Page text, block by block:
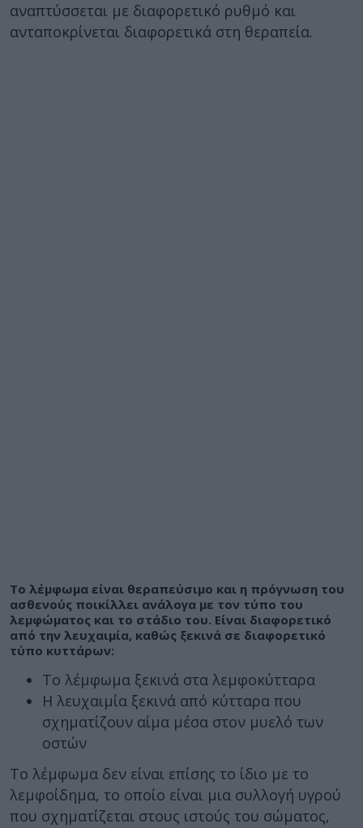
αναπτύσσεται με διαφορετικό ρυθμό και
ανταποκρίνεται διαφορετικά στη θεραπεία.
Το λέμφωμα είναι θεραπεύσιμο και η πρόγνωση του
ασθενούς ποικίλλει ανάλογα με τον τύπο του
λεμφώματος και το στάδιο του. Είναι διαφορετικό
από την λευχαιμία, καθώς ξεκινά σε διαφορετικό
τύπο κυττάρων:
Το λέμφωμα ξεκινά στα λεμφοκύτταρα
Η λευχαιμία ξεκινά από κύτταρα που
σχηματίζουν αίμα μέσα στον μυελό των
οστών
Το λέμφωμα δεν είναι επίσης το ίδιο με το
λεμφοίδημα, το οποίο είναι μια συλλογή υγρού
που σχηματίζεται στους ιστούς του σώματος,